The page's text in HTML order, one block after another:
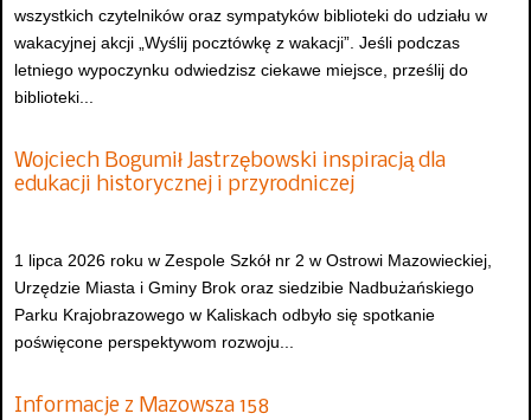
wszystkich czytelników oraz sympatyków biblioteki do udziału w
wakacyjnej akcji „Wyślij pocztówkę z wakacji”. Jeśli podczas
letniego wypoczynku odwiedzisz ciekawe miejsce, prześlij do
biblioteki...
Wojciech Bogumił Jastrzębowski inspiracją dla
edukacji historycznej i przyrodniczej
1 lipca 2026 roku w Zespole Szkół nr 2 w Ostrowi Mazowieckiej,
Urzędzie Miasta i Gminy Brok oraz siedzibie Nadbużańskiego
Parku Krajobrazowego w Kaliskach odbyło się spotkanie
poświęcone perspektywom rozwoju...
Informacje z Mazowsza 158